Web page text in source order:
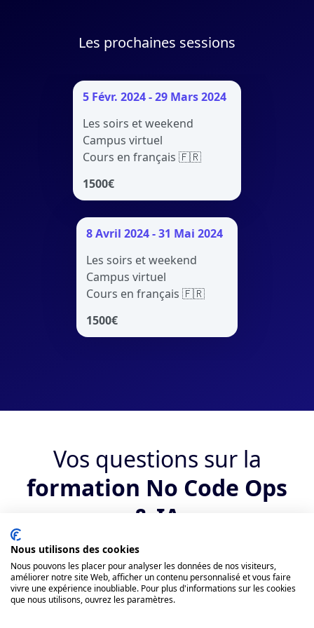
Les prochaines sessions
5 Févr. 2024 - 29 Mars 2024
Les soirs et weekend
Campus virtuel
Cours en français 🇫🇷
1500€
8 Avril 2024 - 31 Mai 2024
Les soirs et weekend
Campus virtuel
Cours en français 🇫🇷
1500€
Vos questions sur la
formation No Code Ops
& IA
Qui peut suivre la formation ?
Quels sont les débouchés suite au
bootcamp No Code Ops & IA ?
Nous utilisons des cookies
Nous pouvons les placer pour analyser les données de nos visiteurs,
améliorer notre site Web, afficher un contenu personnalisé et vous faire
vivre une expérience inoubliable. Pour plus d'informations sur les cookies
que nous utilisons, ouvrez les paramètres.